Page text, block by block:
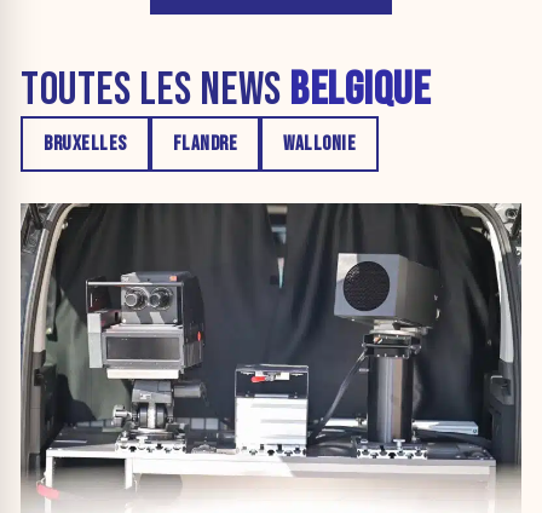
TOUTES LES NEWS BELGIQUE
BRUXELLES FLANDRE WALLONIE